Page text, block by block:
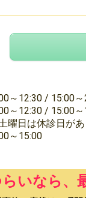
12:30 / 15:00
/ 15:00～
日があり
15:00
いなら、